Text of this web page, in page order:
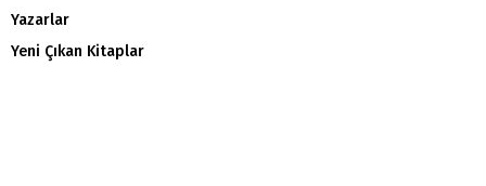
Yazarlar
Yeni Çıkan Kitaplar